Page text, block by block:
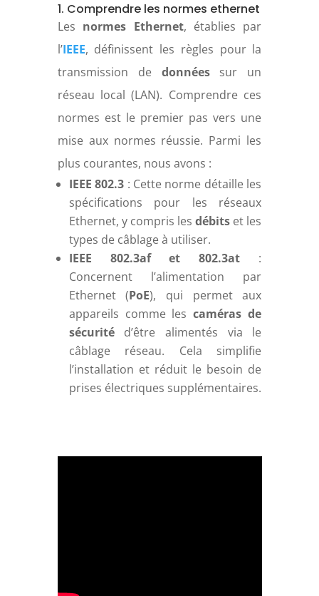
1. Comprendre les normes ethernet
Les normes Ethernet, établies par
l’IEEE, définissent les règles pour la
transmission de donnéessur un
réseau local (LAN). Comprendre ces
normes est le premier pas vers une
mise aux normes réussie. Parmi les
plus courantes, nous avons :
IEEE 802.3 : Cette norme détaille les
spécifications pour les réseaux
Ethernet, y compris lesdébits et les
types de câblage à utiliser.
IEEE 802.3af et 802.3at :
Concernent l’alimentation par
Ethernet (PoE), qui permet aux
appareils comme lescaméras de
sécuritéd’être alimentés via le
câblage réseau. Cela simplifie
l’installation et réduit le besoin de
prises électriques supplémentaires.